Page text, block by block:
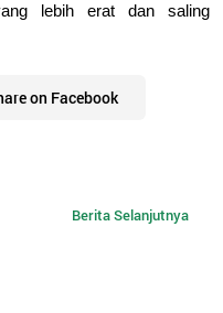
lebih erat dan saling
on Facebook
Berita Selanjutnya